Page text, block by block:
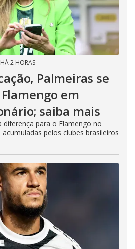
HÁ 2 HORAS
Palmeiras se
em
saiba mais
diferença para o Flamengo no
pelos clubes brasileiros